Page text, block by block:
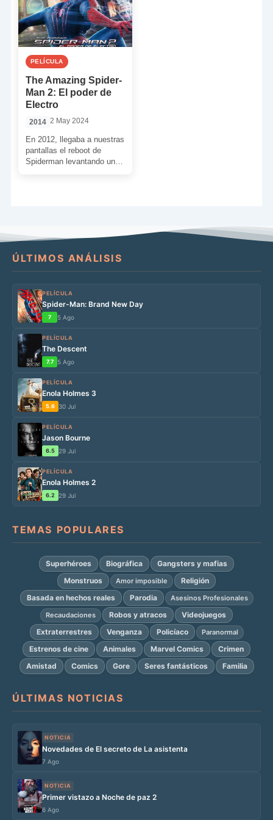
PELÍCULA
The Amazing Spider-
Man 2: El poder de
Electro
2014 2 May 2024
En 2012, llegaba a nuestras
pantallas el reboot de
Spiderman levantando una
ÚLTIMOS ANÁLISIS
PELÍCULA
Spider-Man: Brand New Day
7 5 Ago
PELÍCULA
The Descent
7.7 5 Ago
PELÍCULA
Enola Holmes 3
5.6 30 Jul
PELÍCULA
Jason Bourne
6.5 29 Jul
PELÍCULA
Enola Holmes 2
6.2 29 Jul
TEMAS POPULARES
Superhéroes Biográfica
Gangsters y mafias
Monstruos
Amor imposible
Religión
Basada en hechos reales
Parodia
Asesinos Profesionales
Recaudaciones
Robos y atracos
Videojuegos
Extraterrestres
Venganza Policíaco Paranormal
Estrenos de cine Animales Marvel Comics
Crimen
Amistad
Comics Gore Seres fantásticos Familia
ÚLTIMAS NOTICIAS
NOTICIA
Novedades de El secreto de La asistenta
7 Ago
NOTICIA
Primer vistazo a Noche de paz 2
6 Ago